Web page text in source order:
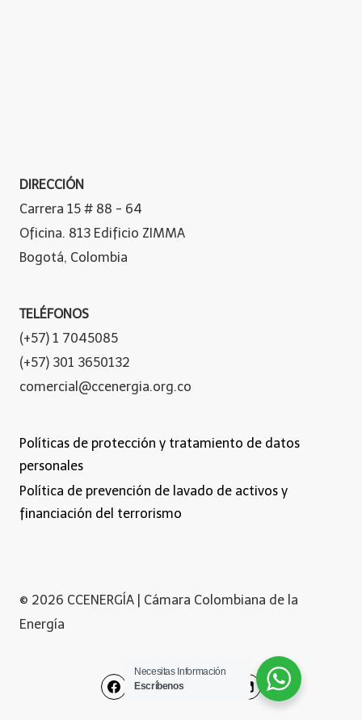
DIRECCIÓN
Carrera 15 # 88 - 64
Oficina. 813 Edificio ZIMMA
Bogotá, Colombia
TELÉFONOS
(+57) 1 7045085
(+57) 301 3650132
comercial@ccenergia.org.co
Políticas de protección y tratamiento de datos
personales
Política de prevención de lavado de activos y
financiación del terrorismo
© 2026 CCENERGÍA | Cámara Colombiana de la
Energía
Necesitas Información
Escríbenos